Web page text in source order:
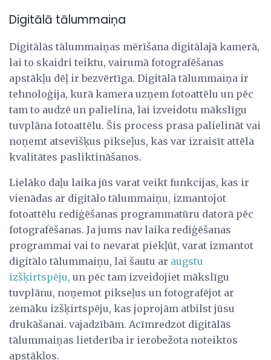
Digitālā tālummaiņa
Digitālās tālummaiņas mērīšana digitālajā kamerā,
lai to skaidri teiktu, vairumā fotografēšanas
apstākļu dēļ ir bezvērtīga. Digitālā tālummaiņa ir
tehnoloģija, kurā kamera uzņem fotoattēlu un pēc
tam to audzē un palielina, lai izveidotu mākslīgu
tuvplāna fotoattēlu. Šis process prasa palielināt vai
noņemt atsevišķus pikseļus, kas var izraisīt attēla
kvalitātes pasliktināšanos.
Lielāko daļu laika jūs varat veikt funkcijas, kas ir
vienādas ar digitālo tālummaiņu, izmantojot
fotoattēlu rediģēšanas programmatūru datorā pēc
fotografēšanas. Ja jums nav laika rediģēšanas
programmai vai to nevarat piekļūt, varat izmantot
digitālo tālummaiņu, lai šautu ar augstu
izšķirtspēju, un pēc tam izveidojiet mākslīgu
tuvplānu, noņemot pikseļus un fotografējot ar
zemāku izšķirtspēju, kas joprojām atbilst jūsu
drukāšanai. vajadzībām. Acīmredzot digitālās
tālummaiņas lietderība ir ierobežota noteiktos
apstākļos.